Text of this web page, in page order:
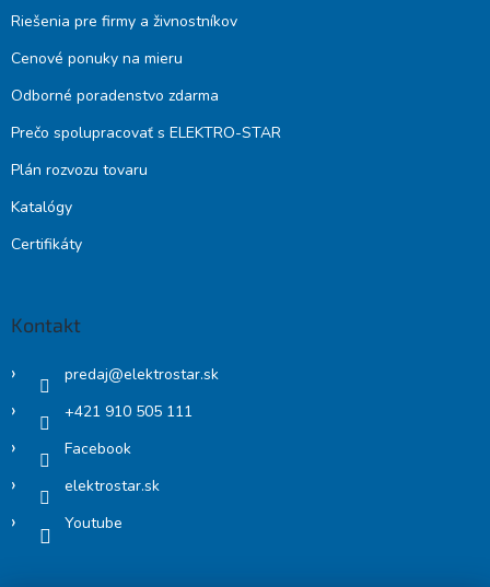
Riešenia pre firmy a živnostníkov
Cenové ponuky na mieru
Odborné poradenstvo zdarma
Prečo spolupracovať s ELEKTRO-STAR
Plán rozvozu tovaru
Katalógy
Certifikáty
Kontakt
predaj@elektrostar.sk
+421 910 505 111
Facebook
elektrostar.sk
Youtube